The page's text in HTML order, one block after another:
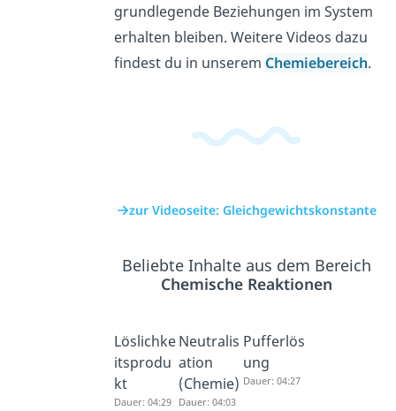
grundlegende Beziehungen im System
erhalten bleiben. Weitere Videos dazu
findest du in unserem Chemiebereich.
zur Videoseite: Gleichgewichtskonstante
Beliebte Inhalte aus dem Bereich
Chemische Reaktionen
Löslichke
itsprodu
kt
Dauer: 04:29
Neutralis
ation
(Chemie)
Dauer: 04:03
Pufferlös
ung
Dauer: 04:27